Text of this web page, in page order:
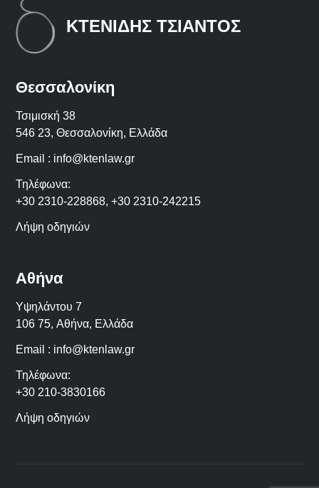
ΚΤΕΝΙΔΗΣ ΤΣΙΑΝΤΟΣ
Θεσσαλονίκη
Τσιμισκή 38
546 23, Θεσσαλονίκη, Ελλάδα
Email : info@ktenlaw.gr
Τηλέφωνα:
+30 2310-228868,+30 2310-242215
Λήψη οδηγιών
Αθήνα
Υψηλάντου 7
106 75,Αθήνα, Ελλάδα
Email : info@ktenlaw.gr
Τηλέφωνα:
+30 210-3830166
Λήψη οδηγιών